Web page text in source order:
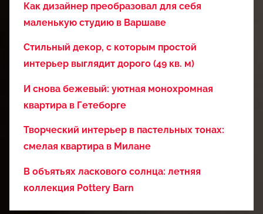
Как дизайнер преобразовал для себя
маленькую студию в Варшаве
Стильный декор, с которым простой
интерьер выглядит дорого (49 кв. м)
И снова бежевый: уютная монохромная
квартира в Гетеборге
Творческий интерьер в пастельных тонах:
смелая квартира в Милане
В объятьях ласкового солнца: летняя
коллекция Pottery Barn